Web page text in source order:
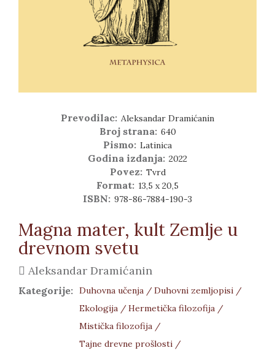
Prevodilac: Aleksandar Dramićanin
Broj strana: 640
Pismo: Latinica
Godina izdanja: 2022
Povez: Tvrd
Format: 13,5 x 20,5
ISBN: 978-86-7884-190-3
Magna mater, kult Zemlje u
drevnom svetu
Aleksandar Dramićanin
Kategorije: Duhovna učenja /Duhovni zemljopisi /
Ekologija /Hermetička filozofija /
Mistička filozofija /
Tajne drevne prošlosti /